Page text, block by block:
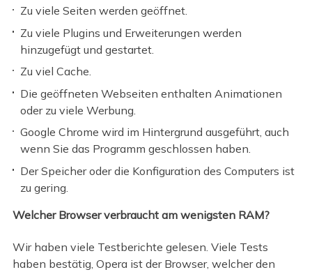
Zu viele Seiten werden geöffnet.
Zu viele Plugins und Erweiterungen werden
hinzugefügt und gestartet.
Zu viel Cache.
Die geöffneten Webseiten enthalten Animationen
oder zu viele Werbung.
Google Chrome wird im Hintergrund ausgeführt, auch
wenn Sie das Programm geschlossen haben.
Der Speicher oder die Konfiguration des Computers ist
zu gering.
Welcher Browser verbraucht am wenigsten RAM?
Wir haben viele Testberichte gelesen. Viele Tests
haben bestätig, Opera ist der Browser, welcher den